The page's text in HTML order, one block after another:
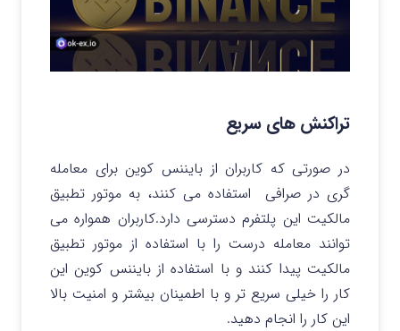
تراکنش های سریع
در صورتی که کاربران از بایننس کوین برای معامله
گری در صرافی استفاده می کنند، به موتور تطبیق
مالکیت این پلتفرم دسترسی دارد.کاربران همواره می
توانند معامله درست را با استفاده از موتور تطبیق
مالکیت پیدا کنند و با استفاده از بایننس کوین این
کار را خیلی سریع تر و با اطمینان بیشتر و امنیت بالا
این کار را انجام دهید.